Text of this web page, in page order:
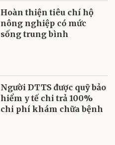
Hoàn thiện tiêu chí hộ
nông nghiệp có mức
sống trung bình
Người DTTS được quỹ bảo
hiểm y tế chi trả 100%
chi phí khám chữa bệnh